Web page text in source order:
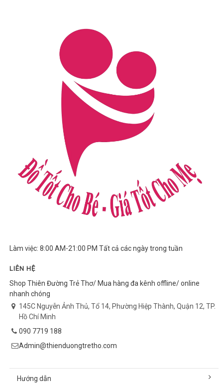
Làm việc: 8:00 AM-21:00 PM Tất cả các ngày trong tuần
LIÊN HỆ
Shop Thiên Đường Trẻ Thơ/ Mua hàng đa kênh offline/ online
nhanh chóng
145C Nguyễn Ảnh Thủ, Tổ 14, Phường Hiệp Thành, Quận 12, TP.
Hồ Chí Minh
090 7719 188
Admin@thienduongtretho.com
Hướng dẫn